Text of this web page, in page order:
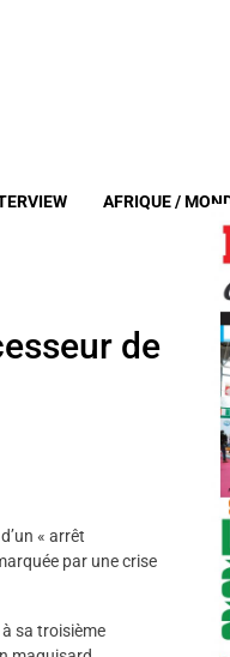
AFRIQUE /
de
« arrêt
par une crise
sa troisième